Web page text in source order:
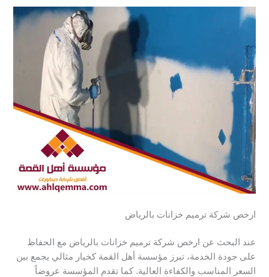
ارخص شركة ترميم خزانات بالرياض
عند البحث عن ارخص شركة ترميم خزانات بالرياض مع الحفاظ
على جودة الخدمة، تبرز مؤسسة أهل القمة كخيار مثالي يجمع بين
السعر المناسب والكفاءة العالية. كما تقدم المؤسسة عروضاً